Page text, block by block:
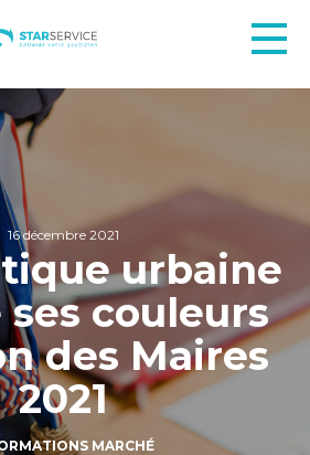
16 décembre 2021
urbaine
couleurs
des Maires
2021
MARCHÉ